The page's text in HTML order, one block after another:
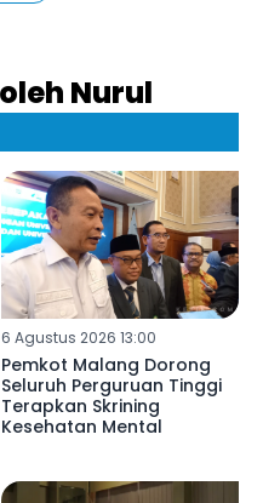
Nurul
6 Agustus 2026 13:00
Pemkot Malang Dorong
Seluruh Perguruan Tinggi
Terapkan Skrining
Kesehatan Mental